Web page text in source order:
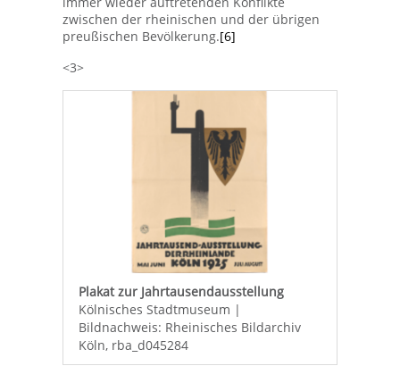
zwischen der rheinischen und der übrigen
preußischen Bevölkerung.[6]
<3>
Plakat zur Jahrtausendausstellung
Kölnisches Stadtmuseum |
Bildnachweis: Rheinisches Bildarchiv
Köln, rba_d045284